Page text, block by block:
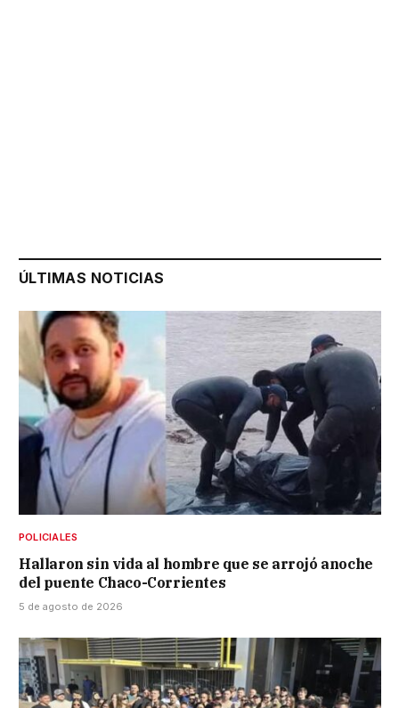
ÚLTIMAS NOTICIAS
POLICIALES
Hallaron sin vida al hombre que se arrojó anoche
del puente Chaco-Corrientes
5 de agosto de 2026